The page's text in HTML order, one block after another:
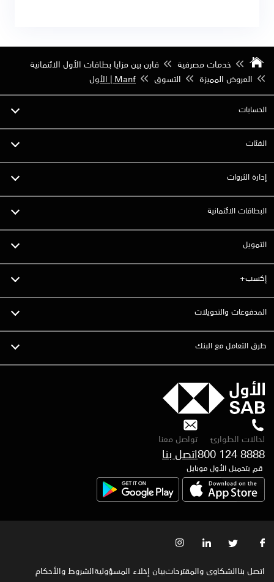
خدمات مصرفية
قارن بين مزايا بطاقات الأول الائتمانية
العروض المميزة
التسوق Manf | الأول
الحسابات
الفئات
إدارة الثروات
البطاقات الائتمانية
التمويل
إكسب+
المدفوعات والتحويلات
طرق التعامل مع البنك
لحالات الطوارئ
800 124 8888
تواصل معنا
اتصل بنا
قم بتحميل الأول موبايل
اتصل بناالشكاوى والمقترحاتبيان إخلاء المسؤوليةالشروط والأحكام